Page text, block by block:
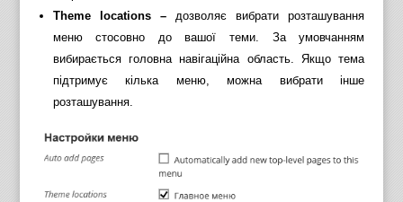
Theme locations –дозволяє вибрати розташування
меню стосовно до вашої теми. За умовчанням
вибирається головна навігаційна область. Якщо тема
підтримує кілька меню, можна вибрати інше
розташування.